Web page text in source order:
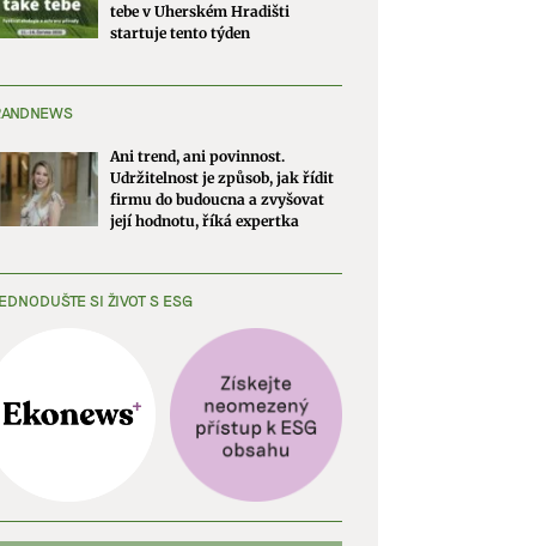
tebe v Uherském Hradišti
startuje tento týden
Ani trend, ani povinnost.
Udržitelnost je způsob, jak řídit
firmu do budoucna a zvyšovat
její hodnotu, říká expertka
SI ŽIVOT S ESG